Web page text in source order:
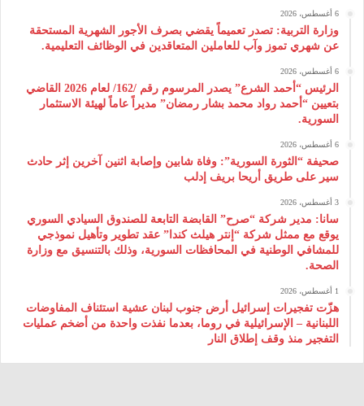
6 أغسطس، 2026
وزارة التربية: تصدر تعميماً يقضي بصرف الأجور الشهرية المستحقة
عن شهري تموز وآب للعاملين المتعاقدين في الوظائف التعليمية.
6 أغسطس، 2026
الرئيس “أحمد الشرع” يصدر المرسوم رقم /162/ لعام 2026 ‌القاضي
بتعيين “أحمد رواد محمد بشار رمضان” مديراً عاماً لهيئة ‌الاستثمار
السورية.
6 أغسطس، 2026
صحيفة “الثورة السورية”: وفاة شابين وإصابة اثنين آخرين إثر حادث
سير على طريق أريحا بريف إدلب
3 أغسطس، 2026
سانا: مدير شركة “صرح” القابضة التابعة للصندوق السيادي السوري
يوقع مع ممثل شركة “إنتر هيلث كندا” عقد تطوير وتأهيل نموذجي
للمشافي الوطنية في المحافظات السورية، وذلك بالتنسيق مع وزارة
الصحة.
1 أغسطس، 2026
هزّت تفجيرات إسرائيل أرض جنوب لبنان عشية استئناف المفاوضات
اللبنانية – الإسرائيلية في روما، بعدما نفذت واحدة من أضخم عمليات
التفجير منذ وقف إطلاق النار